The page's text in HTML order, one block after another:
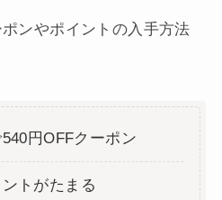
ンやポイントの入手方法
円OFFクーポン
トがたまる